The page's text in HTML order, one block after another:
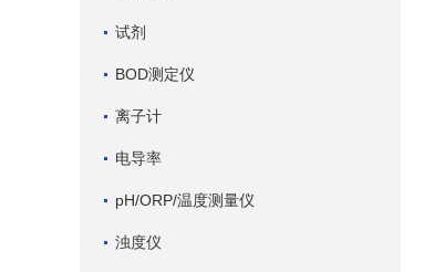
试剂
BOD测定仪
离子计
电导率
pH/ORP/温度测量仪
浊度仪